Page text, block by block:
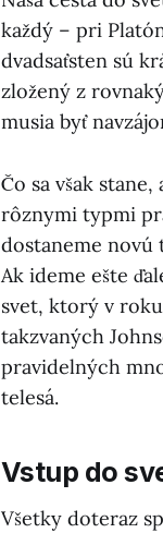
každý – pri
dvadsaťsten sú
zložený z
musia byť
Čo sa však
rôznymi typmi
dostaneme novú
Ak ideme ešte
svet, ktorý v
takzvaných
pravidelných
telesá.
Vstup do
Všetky doteraz